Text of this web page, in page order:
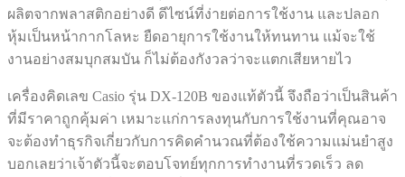
ผลิตจากพลาสติกอย่างดี ดีไซน์ที่ง่ายต่อการใช้งาน และปลอก
หุ้มเป็นหน้ากากโลหะ ยืดอายุการใช้งานให้ทนทาน แม้จะใช้
งานอย่างสมบุกสมบัน ก็ไม่ต้องกังวลว่าจะแตกเสียหายไว
เครื่องคิดเลข Casio รุ่น DX-120B ของแท้ตัวนี้ จึงถือว่าเป็นสินค้า
ที่มีราคาถูกคุ้มค่า เหมาะแก่การลงทุนกับการใช้งานที่คุณอาจ
จะต้องทำธุรกิจเกี่ยวกับการคิดคำนวณที่ต้องใช้ความแม่นยำสูง
บอกเลยว่าเจ้าตัวนี้จะตอบโจทย์ทุกการทำงานที่รวดเร็ว ลด